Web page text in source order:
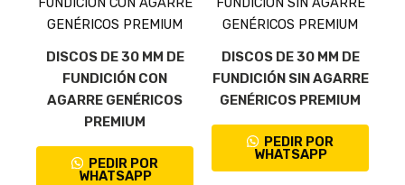
DISCOS DE 30 MM DE
FUNDICIÓN CON
AGARRE GENÉRICOS
PREMIUM
PEDIR POR
WHATSAPP
DISCOS DE 30 MM DE
FUNDICIÓN SIN AGARRE
GENÉRICOS PREMIUM
PEDIR POR
WHATSAPP